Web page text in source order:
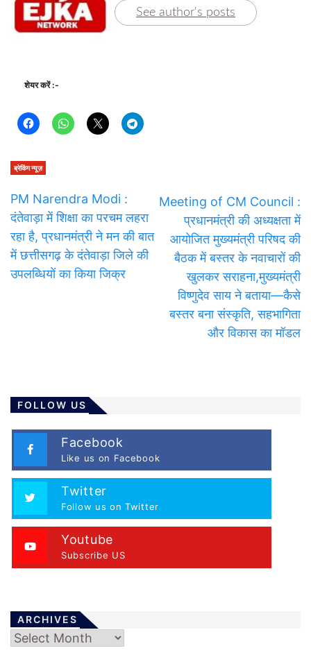
See author's posts
शेयर करें :-
ब्रेकिंग न्यूज़
PM Narendra Modi :
दंतेवाड़ा में शिक्षा का परचम लहरा
रहा है, प्रधानमंत्री ने मन की बात
में छत्तीसगढ़ के दंतेवाड़ा जिले की
उपलब्धियों का किया जिक्र
Meeting of CM Council :
प्रधानमंत्री की अध्यक्षता में
आयोजित मुख्यमंत्री परिषद की
बैठक में बस्तर के नवाचारों की
खुलकर सराहना,मुख्यमंत्री
विष्णुदेव साय ने बताया—कैसे
बस्तर बना संस्कृति, सहभागिता
और विकास का मॉडल
FOLLOW US
Facebook
Like us on Facebook
Twitter
Follow us on Twitter
Youtube
Subscribe US
ARCHIVES
Archives